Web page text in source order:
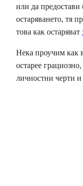
или да предостави
остаряването, тя
това как остаряват
Нека проучим как
остарее
личностни черти и